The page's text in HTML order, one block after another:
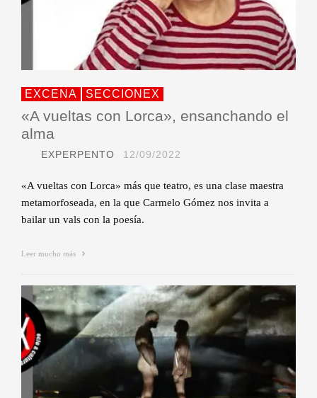
EXCENA SECCIONEX
«A vueltas con Lorca», ensanchando el
alma
EXPERPENTO 12/09/2022
«A vueltas con Lorca» más que teatro, es una clase maestra
metamorfoseada, en la que Carmelo Gómez nos invita a
bailar un vals con la poesía.
Leer mucho más